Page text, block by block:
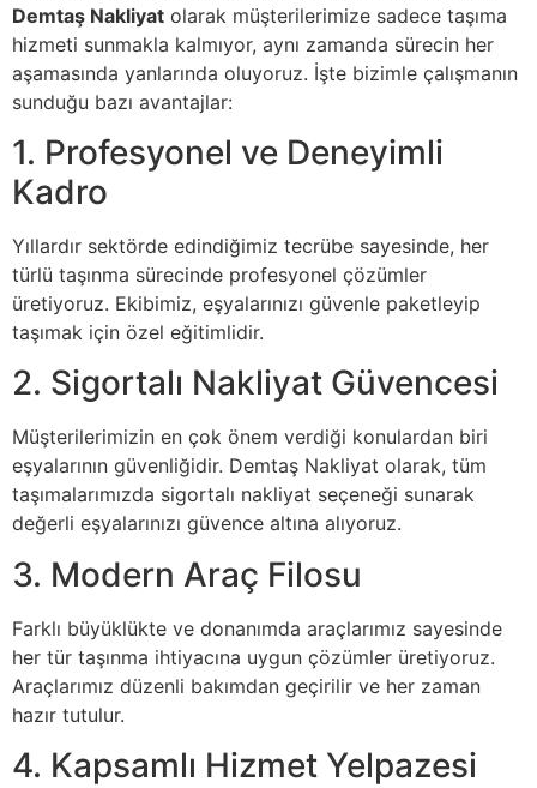
Demtaş Nakliyat olarak müşterilerimize sadece taşıma
hizmeti sunmakla kalmıyor, aynı zamanda sürecin her
aşamasında yanlarında oluyoruz. İşte bizimle çalışmanın
sunduğu bazı avantajlar:
1. Profesyonel ve Deneyimli
Kadro
Yıllardır sektörde edindiğimiz tecrübe sayesinde, her
türlü taşınma sürecinde profesyonel çözümler
üretiyoruz. Ekibimiz, eşyalarınızı güvenle paketleyip
taşımak için özel eğitimlidir.
2. Sigortalı Nakliyat Güvencesi
Müşterilerimizin en çok önem verdiği konulardan biri
eşyalarının güvenliğidir. Demtaş Nakliyat olarak, tüm
taşımalarımızda sigortalı nakliyat seçeneği sunarak
değerli eşyalarınızı güvence altına alıyoruz.
3. Modern Araç Filosu
Farklı büyüklükte ve donanımda araçlarımız sayesinde
her tür taşınma ihtiyacına uygun çözümler üretiyoruz.
Araçlarımız düzenli bakımdan geçirilir ve her zaman
hazır tutulur.
4. Kapsamlı Hizmet Yelpazesi